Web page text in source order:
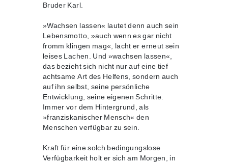
Bruder Karl.
»Wachsen lassen« lautet denn auch sein
Lebensmotto, »auch wenn es gar nicht
fromm klingen mag«, lacht er erneut sein
leises Lachen. Und »wachsen lassen«,
das bezieht sich nicht nur auf eine tief
achtsame Art des Helfens, sondern auch
auf ihn selbst, seine persönliche
Entwicklung, seine eigenen Schritte.
Immer vor dem Hintergrund, als
»franziskanischer Mensch« den
Menschen verfügbar zu sein.
Kraft für eine solch bedingungslose
Verfügbarkeit holt er sich am Morgen, in